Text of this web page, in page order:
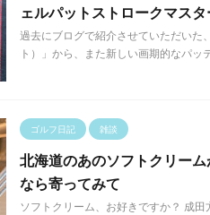
ェルパットストロークマス
過去にブログで紹介させていただいた
ト）」から、また新しい画期的なパ
ゴルフ日記 雑談
北海道のあのソフトクリー
なら寄ってみて
ソフトクリーム、お好きですか？ 成